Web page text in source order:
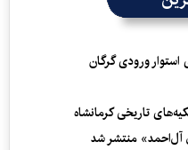
استوار ورودی گرگان
تاریخی کرمانشاه
آل‌احمد» منتشر شد